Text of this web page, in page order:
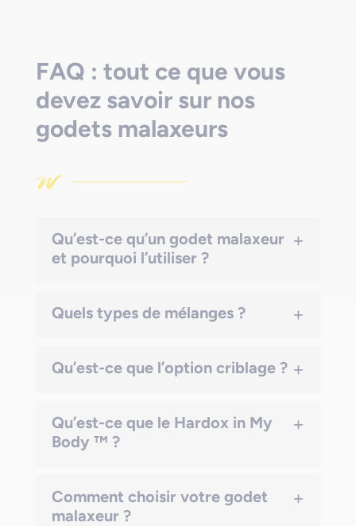
FAQ : tout ce que vous
devez savoir sur nos
godets malaxeurs
Qu’est-ce qu’un godet malaxeur
et pourquoi l’utiliser ?
+
Quels types de mélanges ? +
Qu’est-ce que l’option criblage ? +
Qu’est-ce que le Hardox in My
Body ™ ?
+
Comment choisir votre godet
malaxeur ?
+